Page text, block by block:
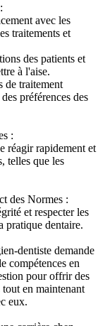
avec les
traitements et
des patients et
à l'aise.
de traitement
préférences des
:
réagir rapidement et
telles que les
des Normes :
et respecter les
pratique dentaire.
dentiste demande
compétences en
pour offrir des
en maintenant
eux.